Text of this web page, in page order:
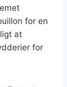
for en
at
for